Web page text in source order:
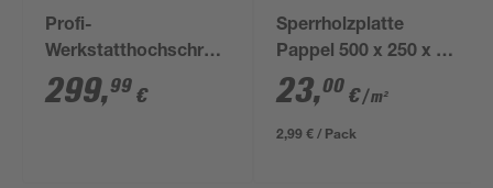
Profi-
Werkstatthochschrank,
3 Einlegeböden, 91 x
182 x 45 cm
299,99 €
Sperrholzplatte
Pappel 500 x 250 x 3
mm
23,00 €/ m²
2,99 € / Pack